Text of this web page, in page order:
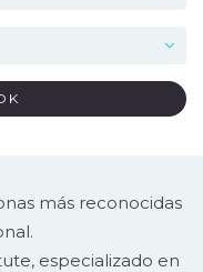
más reconocidas
especializado en